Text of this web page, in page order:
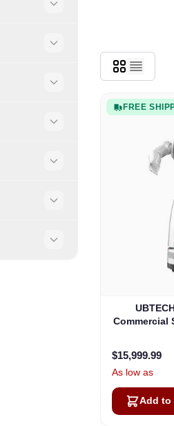
FREE
Commercial
$15,999.99
As low as
Add to